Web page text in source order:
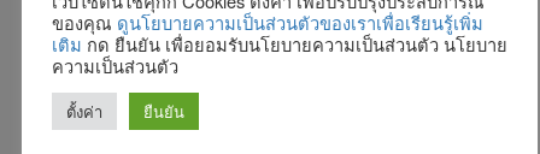
ข่าวสารและกิจกรรม
Parts&Accessories
เกี่ยวกับเรา
การคุ้มครองข้อมูลส่วนบุคคล
รับสมัครงาน
ของคุณ ดูนโยบายความเป็นส่วนตัวของเราเพื่อเรียนรู้เพิ่ม
เติม กด ยืนยัน เพื่อยอมรับนโยบายความเป็นส่วนตัว นโยบาย
ความเป็นส่วนตัว
ตั้งค่า ยืนยัน